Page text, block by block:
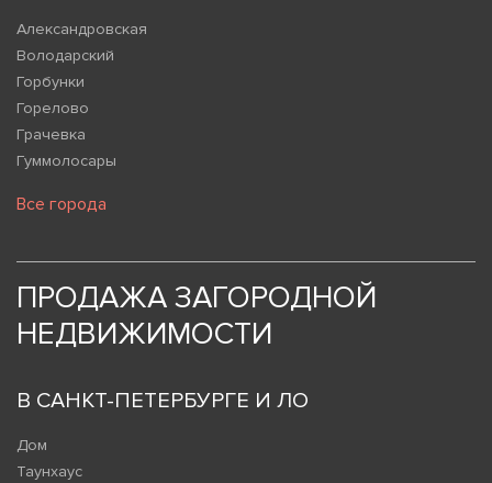
Александровская
Володарский
Горбунки
Горелово
Грачевка
Гуммолосары
Все города
ПРОДАЖА ЗАГОРОДНОЙ
НЕДВИЖИМОСТИ
В САНКТ-ПЕТЕРБУРГЕ И ЛО
Дом
Таунхаус